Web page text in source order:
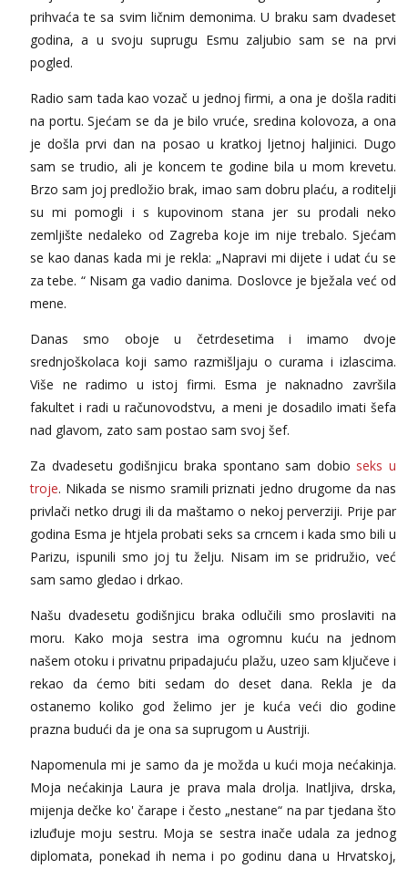
prihvaća te sa svim ličnim demonima. U braku sam dvadeset
godina, a u svoju suprugu Esmu zaljubio sam se na prvi
pogled.
Radio sam tada kao vozač u jednoj firmi, a ona je došla raditi
na portu. Sjećam se da je bilo vruće, sredina kolovoza, a ona
je došla prvi dan na posao u kratkoj ljetnoj haljinici. Dugo
sam se trudio, ali je koncem te godine bila u mom krevetu.
Brzo sam joj predložio brak, imao sam dobru plaću, a roditelji
su mi pomogli i s kupovinom stana jer su prodali neko
zemljište nedaleko od Zagreba koje im nije trebalo. Sjećam
se kao danas kada mi je rekla: „Napravi mi dijete i udat ću se
za tebe. “ Nisam ga vadio danima. Doslovce je bježala već od
mene.
Danas smo oboje u četrdesetima i imamo dvoje
srednjoškolaca koji samo razmišljaju o curama i izlascima.
Više ne radimo u istoj firmi. Esma je naknadno završila
fakultet i radi u računovodstvu, a meni je dosadilo imati šefa
nad glavom, zato sam postao sam svoj šef.
Za dvadesetu godišnjicu braka spontano sam dobio seks u
troje. Nikada se nismo sramili priznati jedno drugome da nas
privlači netko drugi ili da maštamo o nekoj perverziji. Prije par
godina Esma je htjela probati seks sa crncem i kada smo bili u
Parizu, ispunili smo joj tu želju. Nisam im se pridružio, već
sam samo gledao i drkao.
Našu dvadesetu godišnjicu braka odlučili smo proslaviti na
moru. Kako moja sestra ima ogromnu kuću na jednom
našem otoku i privatnu pripadajuću plažu, uzeo sam ključeve i
rekao da ćemo biti sedam do deset dana. Rekla je da
ostanemo koliko god želimo jer je kuća veći dio godine
prazna budući da je ona sa suprugom u Austriji.
Napomenula mi je samo da je možda u kući moja nećakinja.
Moja nećakinja Laura je prava mala drolja. Inatljiva, drska,
mijenja dečke ko' čarape i često „nestane“ na par tjedana što
izluđuje moju sestru. Moja se sestra inače udala za jednog
diplomata, ponekad ih nema i po godinu dana u Hrvatskoj,